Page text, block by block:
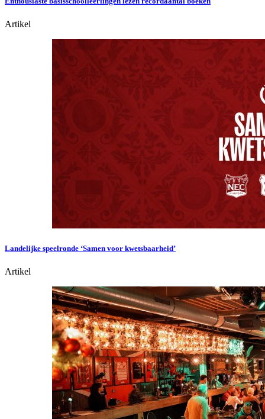
Artikel
Landelijke speelronde ‘Samen voor kwetsbaarheid’
Artikel